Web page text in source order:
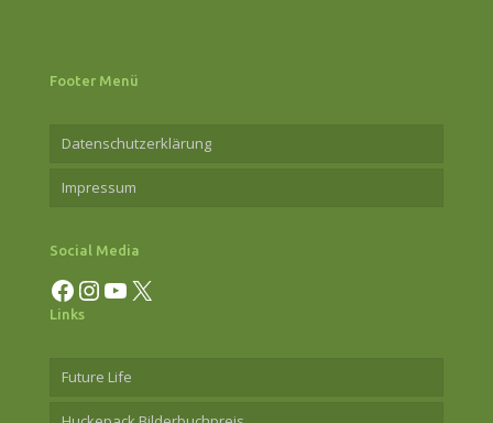
Footer Menü
Datenschutzerklärung
Impressum
Social Media
Facebook InstagramYouTube X
Links
Future Life